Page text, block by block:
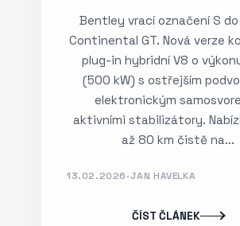
Bentley vrací označení S
Continental GT. Nová verze
plug-in hybridní V8 o
(500 kW) s ostřejším
elektronickým
aktivními stabilizátory.
až 80 km čistě na...
13.02.2026·JAN HAVELKA
ČÍST ČLÁNEK